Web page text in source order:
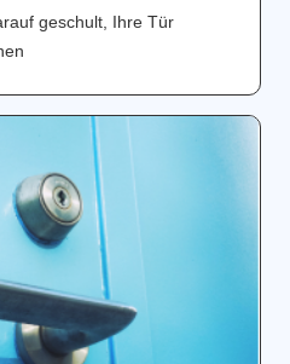
geschult, Ihre Tür